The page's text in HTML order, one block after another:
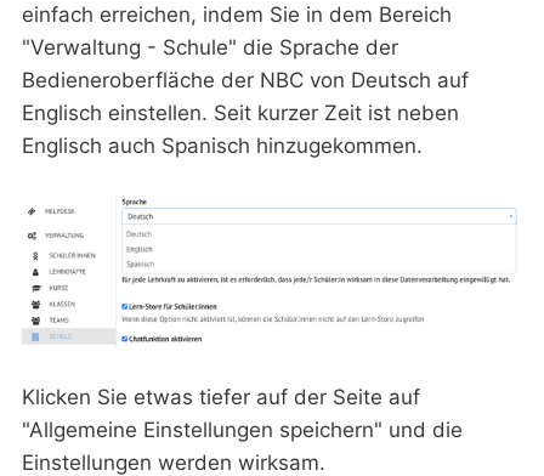
einfach erreichen, indem Sie in dem Bereich
"Verwaltung - Schule" die Sprache der
Bedieneroberfläche der NBC von Deutsch auf
Englisch einstellen. Seit kurzer Zeit ist neben
Englisch auch Spanisch hinzugekommen.
Klicken Sie etwas tiefer auf der Seite auf
"Allgemeine Einstellungen speichern" und die
Einstellungen werden wirksam.